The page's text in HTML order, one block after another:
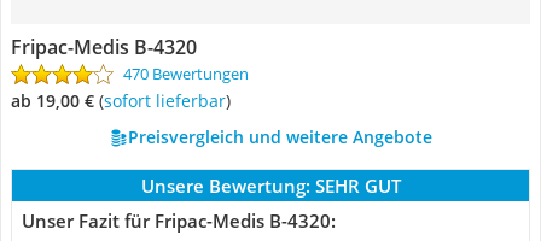
Fripac-Medis B-4320
470 Bewertungen
ab 19,00 € ( Sofort lieferbar)
Preisvergleich und weitere Angebote
Unsere Bewertung: SEHR GUT
Unser Fazit für Fripac-Medis B-4320: